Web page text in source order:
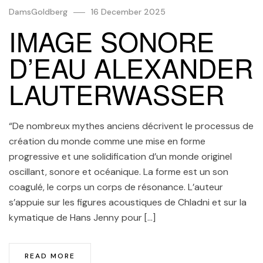
DamsGoldberg 16 December 2025
IMAGE SONORE
D’EAU ALEXANDER
LAUTERWASSER
“De nombreux mythes anciens décrivent le processus de
création du monde comme une mise en forme
progressive et une solidification d’un monde originel
oscillant, sonore et océanique. La forme est un son
coagulé, le corps un corps de résonance. L’auteur
s’appuie sur les figures acoustiques de Chladni et sur la
kymatique de Hans Jenny pour […]
READ MORE